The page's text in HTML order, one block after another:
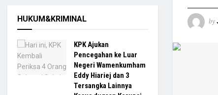
by
HUKUM&KRIMINAL
KPK Ajukan
Pencegahan ke Luar
Negeri Wamenkumham
Eddy Hiariej dan 3
Tersangka Lainnya